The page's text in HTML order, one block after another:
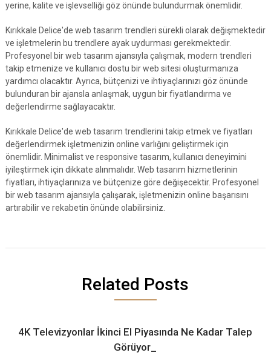
yerine, kalite ve işlevselliği göz önünde bulundurmak önemlidir.
Kırıkkale Delice'de web tasarım trendleri sürekli olarak değişmektedir
ve işletmelerin bu trendlere ayak uydurması gerekmektedir.
Profesyonel bir web tasarım ajansıyla çalışmak, modern trendleri
takip etmenize ve kullanıcı dostu bir web sitesi oluşturmanıza
yardımcı olacaktır. Ayrıca, bütçenizi ve ihtiyaçlarınızı göz önünde
bulunduran bir ajansla anlaşmak, uygun bir fiyatlandırma ve
değerlendirme sağlayacaktır.
Kırıkkale Delice'de web tasarım trendlerini takip etmek ve fiyatları
değerlendirmek işletmenizin online varlığını geliştirmek için
önemlidir. Minimalist ve responsive tasarım, kullanıcı deneyimini
iyileştirmek için dikkate alınmalıdır. Web tasarım hizmetlerinin
fiyatları, ihtiyaçlarınıza ve bütçenize göre değişecektir. Profesyonel
bir web tasarım ajansıyla çalışarak, işletmenizin online başarısını
artırabilir ve rekabetin önünde olabilirsiniz.
Related Posts
4K Televizyonlar İkinci El Piyasında Ne Kadar Talep
Görüyor_